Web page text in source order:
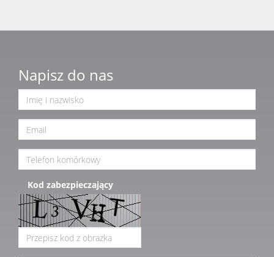
Napisz do nas
Kod zabezpieczający